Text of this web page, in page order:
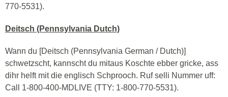
770-5531).
Deitsch (Pennsylvania Dutch)
Wann du [Deitsch (Pennsylvania German / Dutch)]
schwetzscht, kannscht du mitaus Koschte ebber gricke, ass
dihr helft mit die englisch Schprooch. Ruf selli Nummer uff:
Call 1-800-400-MDLIVE (TTY: 1-800-770-5531).